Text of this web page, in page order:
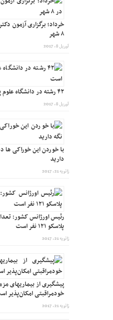
خرداد؛ برگزاری آزمون
۸ شهر
آوریل 8, 2017
۴۲ رشته در دانشگاه علوم پزشکی اردبیل دایر است
آوریل 8, 2017
با خوردن این خوراکی ها
دارید
ژانویه 21, 2017
رئیس اورژانس کشور:
پلاسکو ۱۲۱ نفر است
ژانویه 21, 2017
پیشگیری از بیماریهای
خودمراقبتی امکان‌پذیر
ژانویه 21, 2017